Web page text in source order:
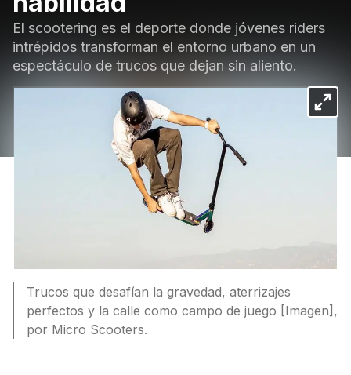
El scootering es el deporte donde jóvenes riders
intrépidos transforman el entorno urbano en un
espectáculo de trucos que dejan sin aliento.
Trucos que desafían la gravedad, aterrizajes
perfectos y la calle como campo de juego [Imagen],
por Micro Scooters.